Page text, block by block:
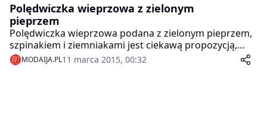
Polędwiczka wieprzowa z zielonym
pieprzem
Polędwiczka wieprzowa podana z zielonym pieprzem,
szpinakiem i ziemniakami jest ciekawą propozycją,
którą można zaskoczyć gości podczas obiadu czy
kolacji.
MODAIJA.PL11 marca 2015, 00:32